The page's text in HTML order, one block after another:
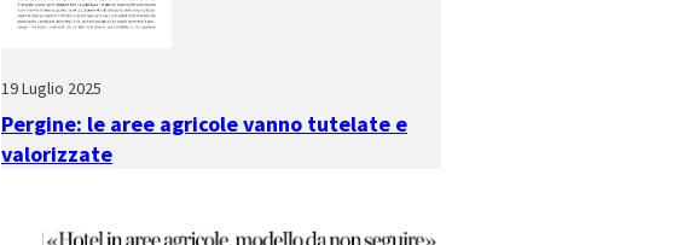
19 Luglio 2025
Pergine: le aree agricole vanno tutelate e
valorizzate